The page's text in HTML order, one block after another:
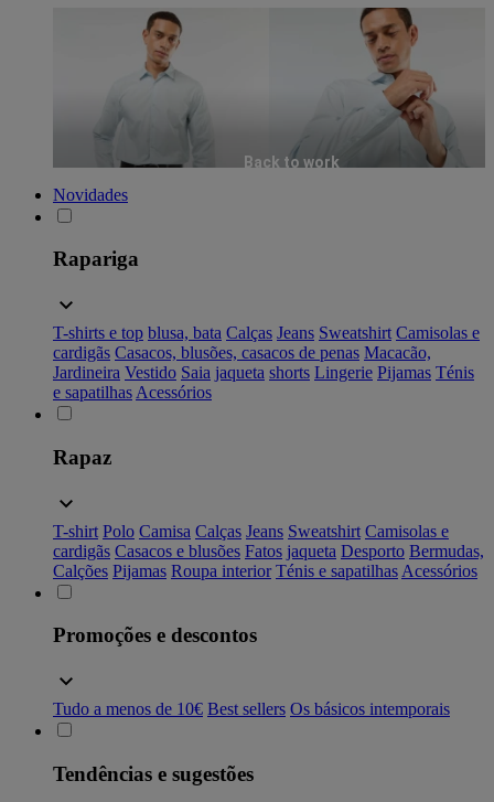
Back to work
Novidades
Rapariga
T-shirts e top blusa, bata Calças Jeans Sweatshirt Camisolas e
cardigãs Casacos, blusões, casacos de penas Macacão,
Jardineira Vestido Saia jaqueta shorts Lingerie Pijamas Ténis
e sapatilhas Acessórios
Rapaz
T-shirt Polo Camisa Calças Jeans Sweatshirt Camisolas e
cardigãs Casacos e blusões Fatos jaqueta Desporto Bermudas,
Calções Pijamas Roupa interior Ténis e sapatilhas Acessórios
Promoções e descontos
Tudo a menos de 10€ Best sellers Os básicos intemporais
Tendências e sugestões